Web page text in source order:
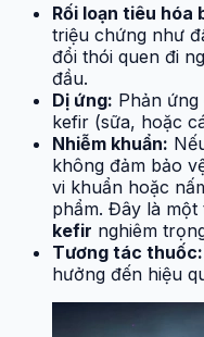
Rối loạn tiêu hóa
triệu chứng như
đổi thói quen đi
đầu.
Dị ứng: Phản
kefir (sữa, hoặc
Nhiễm khuẩn:
không đảm bảo
vi khuẩn hoặc
phẩm. Đây là
kefir nghiêm
Tương tác thuốc:
hưởng đến hiệu